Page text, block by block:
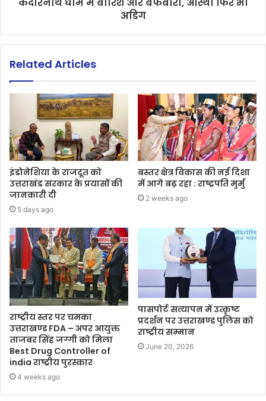
अडिग
Related Articles
इंडोनेशिया के राजदूत को
उत्तराखंड सरकार के प्रयासों की
जानकारी दी
5 days ago
बस्तर क्षेत्र विकास की नई दिशा
में आगे बढ़ रहा : राष्ट्रपति मुर्मु
2 weeks ago
राष्ट्रीय स्तर पर चमका
उत्तराखण्ड FDA – अपर आयुक्त
ताजबर सिंह जग्गी को मिला
Best Drug Controller of
india राष्ट्रीय पुरस्कार
4 weeks ago
पासपोर्ट सत्यापन में उत्कृष्ट
प्रदर्शन पर उत्तराखण्ड पुलिस को
राष्ट्रीय सम्मान
June 20, 2026